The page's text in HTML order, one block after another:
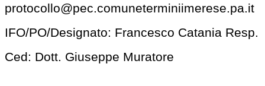
protocollo@pec.comuneterminiimerese.pa.it
IFO/PO/Designato: Francesco Catania Resp.
Ced: Dott. Giuseppe Muratore